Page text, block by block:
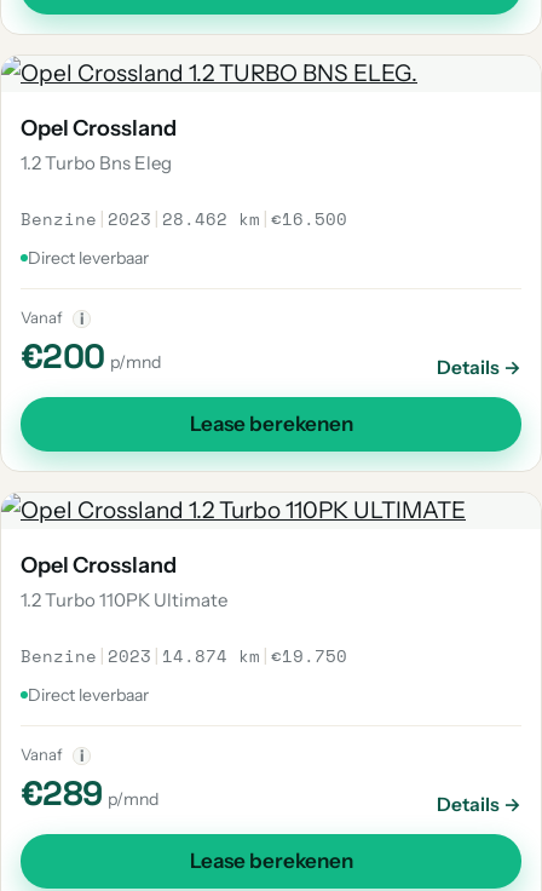
Opel Crossland
1.2 Turbo Bns Eleg
Benzine | 2023 | 28.462 km |€16.500
Direct leverbaar
Vanaf i
€200 p/mnd Details →
Lease berekenen
Opel Crossland
1.2 Turbo 110PK Ultimate
Benzine | 2023 | 14.874 km |€19.750
Direct leverbaar
Vanaf i
€289 p/mnd Details →
Lease berekenen